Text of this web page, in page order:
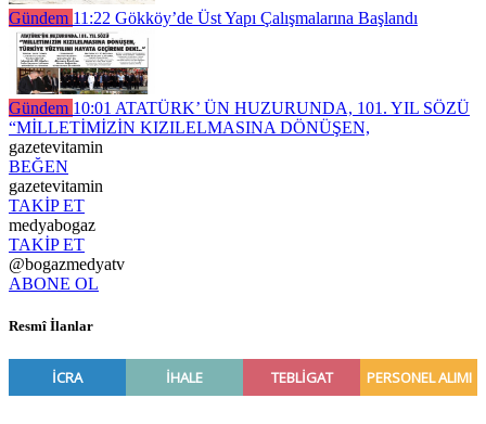
Gündem 11:22 Gökköy’de Üst Yapı Çalışmalarına Başlandı
Gündem 10:01 ATATÜRK’ ÜN HUZURUNDA, 101. YIL SÖZÜ
“MİLLETİMİZİN KIZILELMASINA DÖNÜŞEN,
gazetevitamin
BEĞEN
gazetevitamin
TAKİP ET
medyabogaz
TAKİP ET
@bogazmedyatv
ABONE OL
Resmî İlanlar